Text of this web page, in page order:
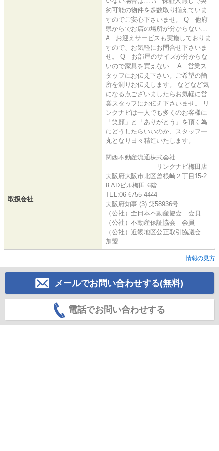
約可能の物件を多数取り揃えていま
すのでご安心下さいませ。 Q 他府
県からでお店の場所が分からない…
A お迎えサービスも実施しておりま
すので、お気軽にお問合せ下さいま
せ。 Q お部屋のサイズが分からな
いので家具を買えない… A 営業ス
タッフにお伝え下さい。ご希望の箇
所を測りお伝えします。 などなど気
になる点ございましたらお気軽に営
業スタッフにお伝え下さいませ。 リ
ンクナビは一人でも多くのお客様に
「笑顔」と「ありがとう」を頂く為
にどうしたらいいのか、スタッフ一
丸となり日々精進いたします。
取扱会社
関西不動産流通株式会社
リンクナビ梅田店
大阪府大阪市北区曾根崎２丁目15-2
9 ADビル梅田 6階
TEL:06-6755-4444
大阪府知事 (3) 第58936号
（公社）全日本不動産協会 会員
（公社）不動産保証協会 会員
（公社）近畿地区公正取引協議会
加盟
情報の見方
メールでお問い合わせする(無料)
電話でお問い合わせする